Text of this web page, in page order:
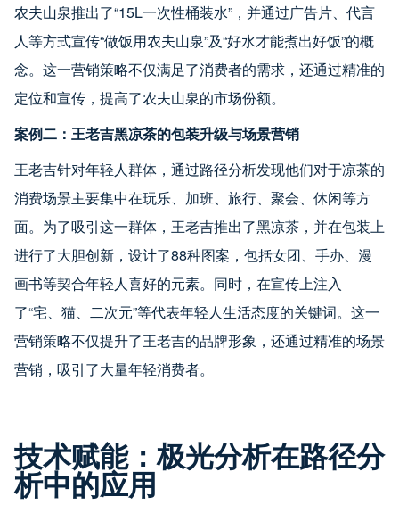
农夫山泉推出了“15L一次性桶装水”，并通过广告片、代言
人等方式宣传“做饭用农夫山泉”及“好水才能煮出好饭”的概
念。这一营销策略不仅满足了消费者的需求，还通过精准的
定位和宣传，提高了农夫山泉的市场份额。
案例二：王老吉黑凉茶的包装升级与场景营销
王老吉针对年轻人群体，通过路径分析发现他们对于凉茶的
消费场景主要集中在玩乐、加班、旅行、聚会、休闲等方
面。为了吸引这一群体，王老吉推出了黑凉茶，并在包装上
进行了大胆创新，设计了88种图案，包括女团、手办、漫
画书等契合年轻人喜好的元素。同时，在宣传上注入
了“宅、猫、二次元”等代表年轻人生活态度的关键词。这一
营销策略不仅提升了王老吉的品牌形象，还通过精准的场景
营销，吸引了大量年轻消费者。
技术赋能：极光分析在路径分
析中的应用